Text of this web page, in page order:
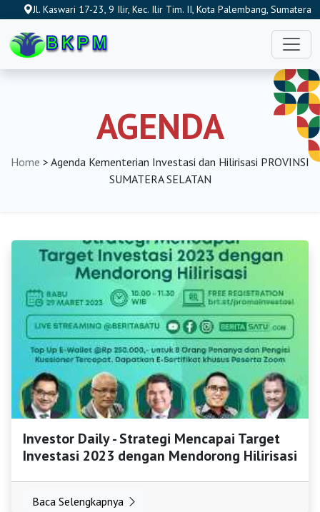
Jl. Kaswari 17-23, 9 Ilir, Kec. Ilir Tim. II, Kota Palembang, Sumatera
AGENDA
Home > Agenda Kementerian Investasi dan Hilirisasi PROVINSI
SUMATERA SELATAN
Investor Daily - Strategi Mencapai Target
Investasi 2023 dengan Mendorong Hilirisasi
Baca Selengkapnya